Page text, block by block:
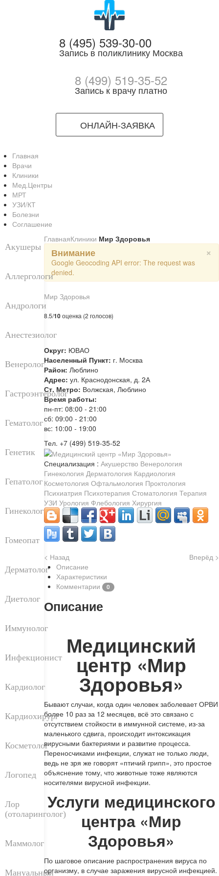
8 (495) 539-30-00
Запись в поликлинику Москва
8 (499) 519-35-52
Запись к врачу платно
ОНЛАЙН-ЗАЯВКА
Главная
Врачи
Клиники
Мед.Центры
МРТ
УЗИ/КТ
Болезни
Соглашение
ГлавнаяКлиники Мир Здоровья
×
Внимание
Google Geocoding API error: The request was
denied.
Мир Здоровья
8.5/10оценка (2 голосов)
Округ: ЮВАО
Населенный Пункт: г. Москва
Район: Люблино
Адрес: ул. Краснодонская, д. 2А
Ст. Метро: Волжская, Люблино
Время работы:
пн-пт: 08:00 - 21:00
сб: 09:00 - 21:00
вс: 10:00 - 19:00
Тел. +7 (499) 519-35-52
Специализация : Акушерство Венерология
Гинекология Дерматология Кардиология
Косметология Офтальмология Проктология
Психиатрия Психотерапия Стоматология Терапия
УЗИ Урология Флебология Хирургия
< Назад
Вперёд >
Описание
Характеристики
Комментарии
0
Описание
Медицинский
центр «Мир
Здоровья»
Бывают случаи, когда один человек заболевает ОРВИ
более 10 раз за 12 месяцев, всё это связано с
отсутствием стойкости в иммунной системе, из-за
маленького сдвига, происходит интоксикация
вирусными бактериями и развитие процесса.
Переносчиками инфекции, служат не только люди,
ведь не зря же говорят «птичий грипп», это простое
объяснение тому, что животные тоже являются
носителями вирусной инфекции.
Услуги медицинского
центра «Мир
Здоровья»
По шаговое описание распространения вируса по
организму, в случае заражения вирусной инфекцией.
Акушеры
Аллергологи
Андрологи
Анестезиолог
Венеролог
Гастроэнтеролог
Гематолог
Генетик
Гепатолог
Гинеколог
Гомеопат
Дерматолог
Диетолог
Иммунолог
Инфекционист
Кардиолог
Кардиохирург
Косметолог
Логопед
Лор
(отоларинголог)
Маммолог
Мануальный